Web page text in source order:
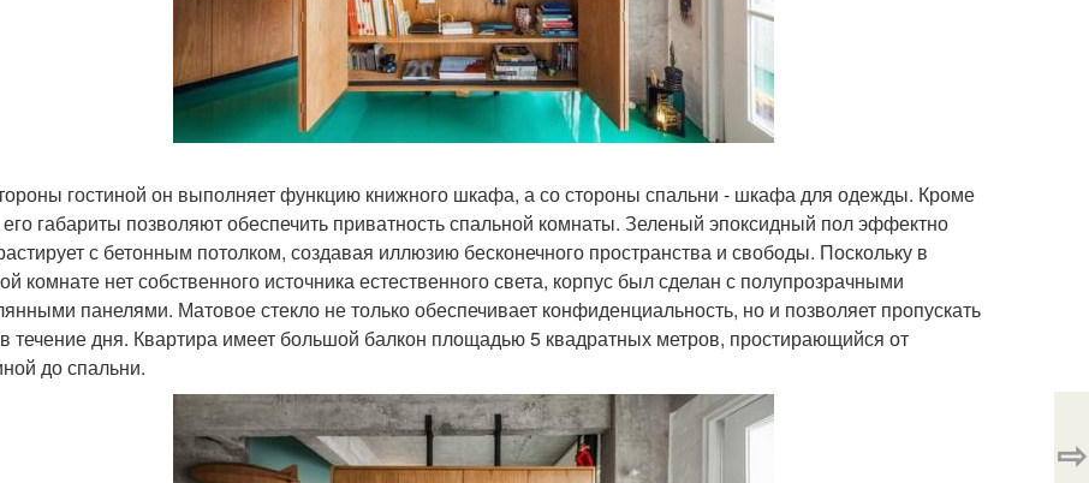
гостиной он выполняет функцию книжного шкафа, а со стороны спальни - шкафа для одежды. Кроме
его габариты позволяют обеспечить приватность спальной комнаты. Зеленый эпоксидный пол эффектно
с бетонным потолком, создавая иллюзию бесконечного пространства и свободы. Поскольку в
комнате нет собственного источника естественного света, корпус был сделан с полупрозрачными
панелями. Матовое стекло не только обеспечивает конфиденциальность, но и позволяет пропускать
течение дня. Квартира имеет большой балкон площадью 5 квадратных метров, простирающийся от
до спальни.
⇨